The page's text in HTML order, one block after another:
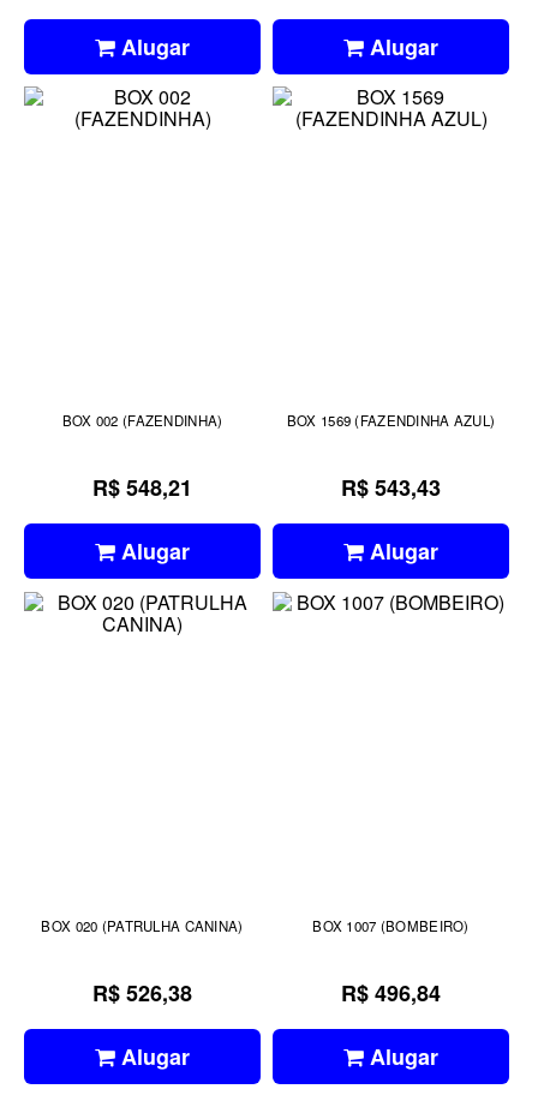
Alugar Alugar
BOX 002 (FAZENDINHA)
R$ 548,21
Alugar
BOX 1569 (FAZENDINHA AZUL)
R$ 543,43
Alugar
BOX 020 (PATRULHA CANINA)
R$ 526,38
Alugar
BOX 1007 (BOMBEIRO)
R$ 496,84
Alugar